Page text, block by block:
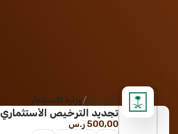
الرئيسية وزارة الاستثمار
تجديد الترخيص الأستثماري
500,00 ر.س